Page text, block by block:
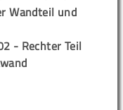
Wandteil und
- Rechter Teil